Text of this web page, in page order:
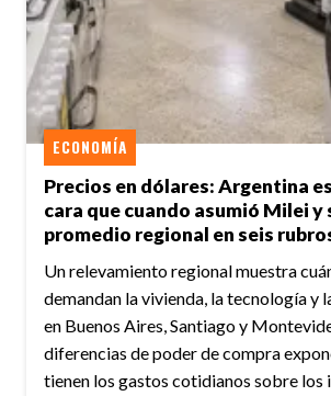
Precios en dólares: Argentina
cara que cuando asumió Milei y
promedio regional en seis
ECONOMÍA
Un relevamiento regional muestra
demandan la vivienda, la tecnología y
en Buenos Aires, Santiago y
diferencias de poder de compra
tienen los gastos cotidianos sobre los